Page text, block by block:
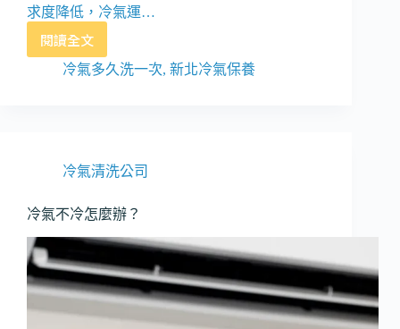
求度降低，冷氣運…
閱讀全文
日
立
推
薦
冷氣多久洗一次, 新北冷氣保養
冷氣清洗公司
冷氣不冷怎麼辦？